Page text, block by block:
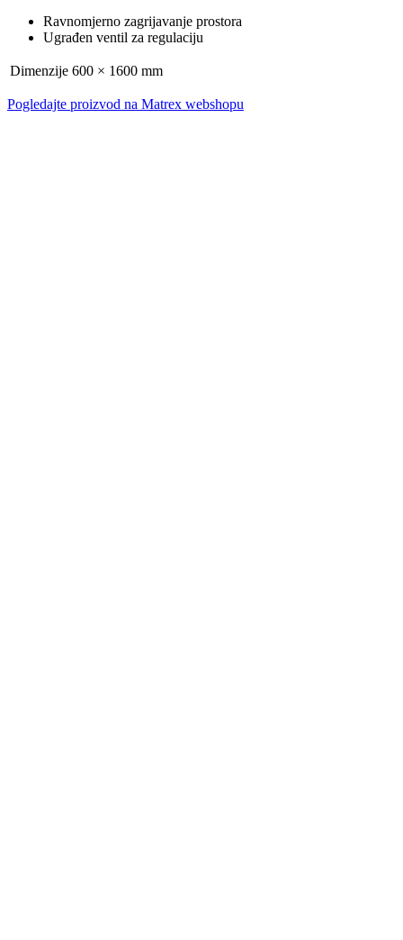
Ravnomjerno zagrijavanje prostora
Ugrađen ventil za regulaciju
Dimenzije 600 × 1600 mm
Pogledajte proizvod na Matrex webshopu